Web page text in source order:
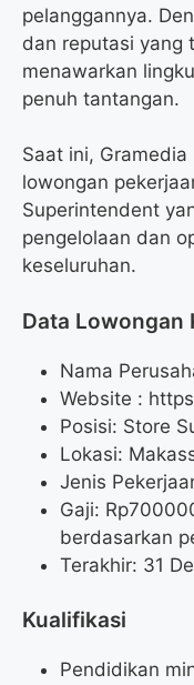
pelanggannya.
dan reputasi yang
menawarkan
penuh tantangan.
Saat ini,
lowongan
Superintendent
pengelolaan dan
keseluruhan.
Data Lowongan
Nama
Website :
Posisi: Store
Lokasi:
Jenis
Gaji: Rp
berdasarkan
Terakhir: 31
Kualifikasi
Pendidikan